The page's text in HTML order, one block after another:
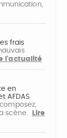
frais
l'actualité
en
AFDAS
scène.
Lire